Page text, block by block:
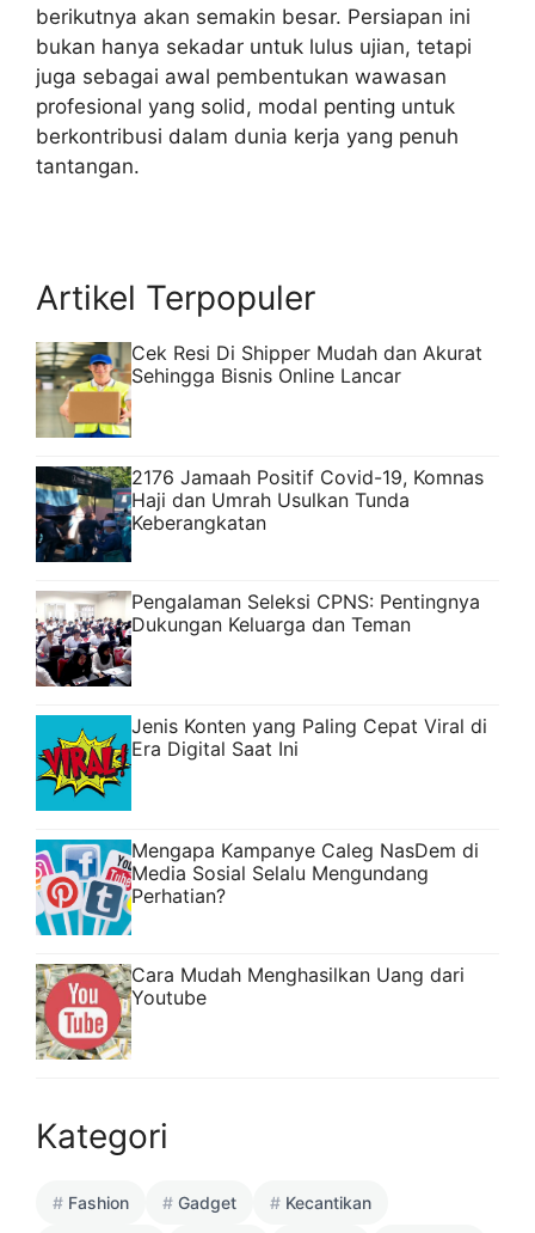
berikutnya akan semakin besar. Persiapan ini
bukan hanya sekadar untuk lulus ujian, tetapi
juga sebagai awal pembentukan wawasan
profesional yang solid, modal penting untuk
berkontribusi dalam dunia kerja yang penuh
tantangan.
Artikel Terpopuler
Cek Resi Di Shipper Mudah dan Akurat
Sehingga Bisnis Online Lancar
2176 Jamaah Positif Covid-19, Komnas
Haji dan Umrah Usulkan Tunda
Keberangkatan
Pengalaman Seleksi CPNS: Pentingnya
Dukungan Keluarga dan Teman
Jenis Konten yang Paling Cepat Viral di
Era Digital Saat Ini
Mengapa Kampanye Caleg NasDem di
Media Sosial Selalu Mengundang
Perhatian?
Cara Mudah Menghasilkan Uang dari
Youtube
Kategori
Fashion Gadget Kecantikan